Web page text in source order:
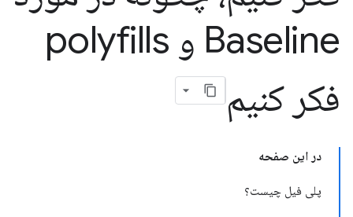
Baseline و polyfills
فکر کنیم
در این صفحه
پلی فیل چیست؟